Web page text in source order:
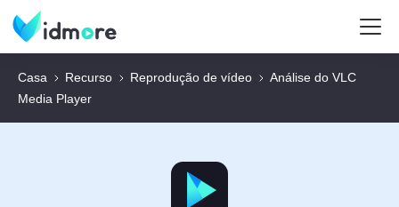
Casa Recurso Reprodução de vídeo
Análise do VLC
Media Player